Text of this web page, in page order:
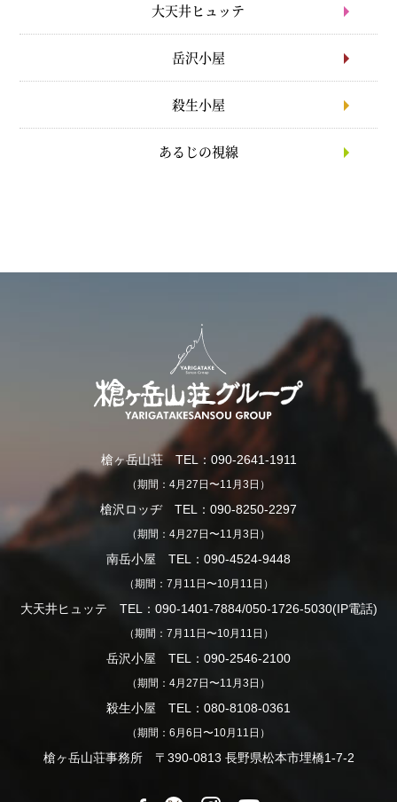
大天井ヒュッテ
岳沢小屋
殺生小屋
あるじの視線
槍ヶ岳山荘 TEL：090-2641-1911
（期間：4月27日〜11月3日）
槍沢ロッヂ TEL：090-8250-2297
（期間：4月27日〜11月3日）
南岳小屋 TEL：090-4524-9448
（期間：7月11日〜10月11日）
大天井ヒュッテ TEL：090-1401-7884/050-1726-5030(IP電話)
（期間：7月11日〜10月11日）
岳沢小屋 TEL：090-2546-2100
（期間：4月27日〜11月3日）
殺生小屋 TEL：080-8108-0361
（期間：6月6日〜10月11日）
槍ヶ岳山荘事務所 〒390-0813 長野県松本市埋橋1-7-2